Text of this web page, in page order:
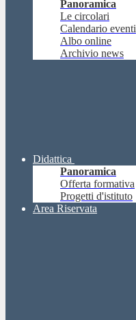
Panoramica
Le circolari
Calendario eventi
Albo online
Archivio news
Didattica
Panoramica
Offerta formativa
Progetti d'istituto
Area Riservata